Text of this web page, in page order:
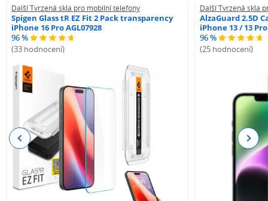
Další Tvrzená skla pro mobilní telefony
Spigen Glass tR EZ Fit 2 Pack transparency
iPhone 16 Pro AGL07928
96 %
(33 hodnocení)
Další Tvrzená skla
AlzaGuard 2.5D
iPhone 13 / 13 Pro
96 %
(25 hodnocení)
Previous Next